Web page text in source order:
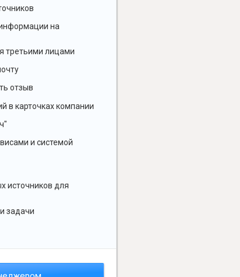
на
третьими лицами
отзыв
в карточках компании
и системой
источников для
задачи